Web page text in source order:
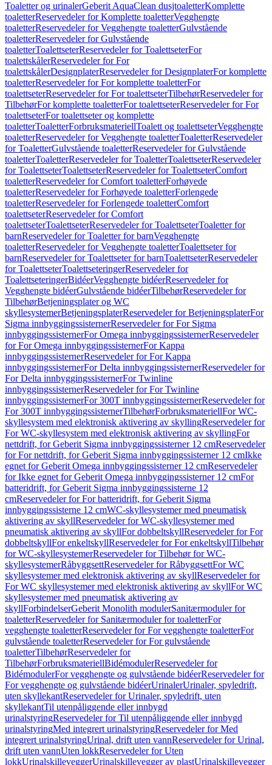
Toaletter og urinalerGeberit AquaClean dusjtoaletterKomplette
toaletterReservedeler for Komplette toaletterVegghengte
toaletterReservedeler for Vegghengte toaletterGulvstående
toaletterReservedeler for Gulvstående
toaletterToalettseterReservedeler for ToalettseterFor
toalettskålerReservedeler for For
toalettskålerDesignplaterReservedeler for DesignplaterFor komplette
toaletterReservedeler for For komplette toaletterFor
toalettseterReservedeler for For toalettseterTilbehørReservedeler for
TilbehørFor komplette toaletterFor toalettseterReservedeler for For
toalettseterFor toalettseter og komplette
toaletterToaletterForbruksmateriellToalett og toalettseterVegghengte
toaletterReservedeler for Vegghengte toaletterToaletterReservedeler
for ToaletterGulvstående toaletterReservedeler for Gulvstående
toaletterToaletterReservedeler for ToaletterToalettseterReservedeler
for ToalettseterToalettseterReservedeler for ToalettseterComfort
toaletterReservedeler for Comfort toaletterForhøyede
toaletterReservedeler for Forhøyede toaletterForlengede
toaletterReservedeler for Forlengede toaletterComfort
toalettseterReservedeler for Comfort
toalettseterToalettseterReservedeler for ToalettseterToaletter for
barnReservedeler for Toaletter for barnVegghengte
toaletterReservedeler for Vegghengte toaletterToalettseter for
barnReservedeler for Toalettseter for barnToalettseterReservedeler
for ToalettseterToalettseteringerReservedeler for
ToalettseteringerBidéerVegghengte bidéerReservedeler for
Vegghengte bidéerGulvstående bidéerTilbehørReservedeler for
TilbehørBetjeningsplater og WC
skyllesystemerBetjeningsplaterReservedeler for BetjeningsplaterFor
Sigma innbyggingssisternerReservedeler for For Sigma
innbyggingssisternerFor Omega innbyggingssisternerReservedeler
for For Omega innbyggingssisternerFor Kappa
innbyggingssisternerReservedeler for For Kappa
innbyggingssisternerFor Delta innbyggingssisternerReservedeler for
For Delta innbyggingssisternerFor Twinline
innbyggingssisternerReservedeler for For Twinline
innbyggingssisternerFor 300T innbyggingssisternerReservedeler for
For 300T innbyggingssisternerTilbehørForbruksmateriellFor WC-
skyllesystem med elektronisk aktivering av skyllingReservedeler for
For WC-skyllesystem med elektronisk aktivering av skyllingFor
nettdrift, for Geberit Sigma innbyggingssisterner 12 cmReservedeler
for For nettdrift, for Geberit Sigma innbyggingssisterner 12 cmIkke
egnet for Geberit Omega innbyggingssisterner 12 cmReservedeler
for Ikke egnet for Geberit Omega innbyggingssisterner 12 cmFor
batteridrift, for Geberit Sigma innbyggingssisterne 12
cmReservedeler for For batteridrift, for Geberit Sigma
innbyggingssisterne 12 cmWC-skyllesystemer med pneumatisk
aktivering av skyllReservedeler for WC-skyllesystemer med
pneumatisk aktivering av skyllFor dobbeltskyllReservedeler for For
dobbeltskyllFor enkeltskyllReservedeler for For enkeltskyllTilbehør
for WC-skyllesystemerReservedeler for Tilbehør for WC-
skyllesystemerRåbyggsettReservedeler for RåbyggsettFor WC
skyllesystemer med elektronisk aktivering av skyllReservedeler for
For WC skyllesystemer med elektronisk aktivering av skyllFor WC
skyllesystemer med pneumatisk aktivering av
skyllForbindelserGeberit Monolith modulerSanitærmoduler for
toaletterReservedeler for Sanitærmoduler for toaletterFor
vegghengte toaletterReservedeler for For vegghengte toaletterFor
gulvstående toaletterReservedeler for For gulvstående
toaletterTilbehørReservedeler for
TilbehørForbruksmateriellBidémodulerReservedeler for
BidémodulerFor vegghengte og gulvstående bidéerReservedeler for
For vegghengte og gulvstående bidéerUrinalerUrinaler, spyledrift,
uten skyllekantReservedeler for Urinaler, spyledrift, uten
skyllekantTil utenpåliggende eller innbygd
urinalstyringReservedeler for Til utenpåliggende eller innbygd
urinalstyringMed integrert urinalstyringReservedeler for Med
integrert urinalstyringUrinal, drift uten vannReservedeler for Urinal,
drift uten vannUten lokkReservedeler for Uten
lokkUrinalskilleveggerUrinalskillevegger av plastUrinalskillevegger